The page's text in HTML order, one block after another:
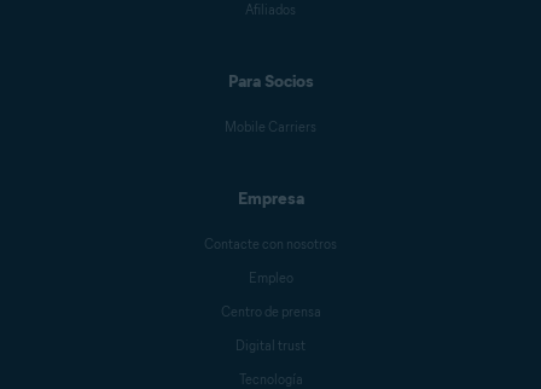
Mike Polacko
Carly Burdova
Afiliados
Para Socios
Mobile Carriers
Empresa
Contacte con nosotros
Empleo
Centro de prensa
Digital trust
Tecnología